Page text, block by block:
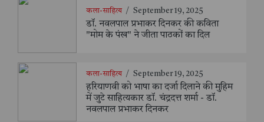
कला-साहित्य / September 19, 2025
डॉ. नवलपाल प्रभाकर दिनकर की कविता
"मोम के पंख" ने जीता पाठकों का दिल
कला-साहित्य / September 19, 2025
हरियाणवी को भाषा का दर्जा दिलाने की मुहिम
में जुटे साहित्यकार डॉ. चंद्रदत्त शर्मा - डॉ.
नवलपाल प्रभाकर दिनकर